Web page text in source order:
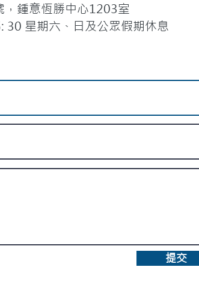
鍾意恆勝中心1203室
30 星期六、日及公眾假期休息
提交